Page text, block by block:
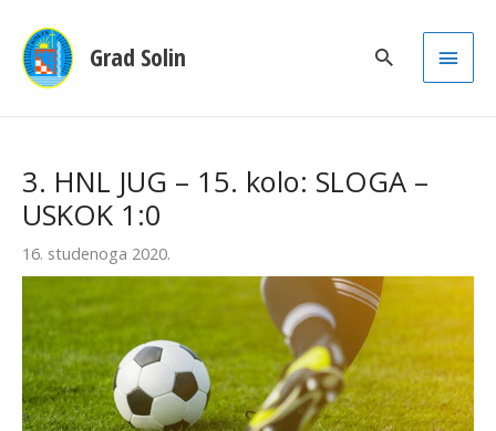
Grad Solin
Main
3. HNL JUG – 15. kolo: SLOGA –
USKOK 1:0
16. studenoga 2020.